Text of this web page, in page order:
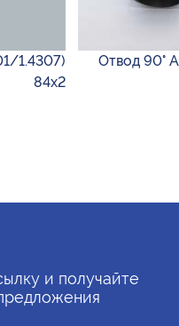
1.4307)
84х2
Отвод 90°
и получайте